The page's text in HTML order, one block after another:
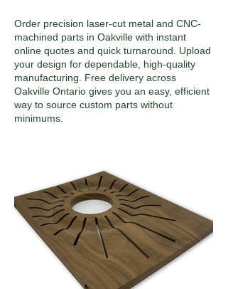
Order precision laser-cut metal and CNC-
machined parts in Oakville with instant
online quotes and quick turnaround. Upload
your design for dependable, high-quality
manufacturing. Free delivery across
Oakville Ontario gives you an easy, efficient
way to source custom parts without
minimums.